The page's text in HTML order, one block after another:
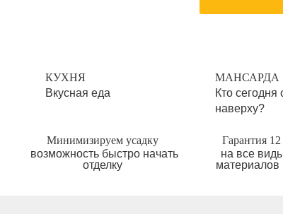
КУХНЯ
Вкусная еда
МАНСАРДА
Кто сегодня
наверху?
Минимизируем усадку
возможность быстро начать
отделку
Гарантия
на все
материалов